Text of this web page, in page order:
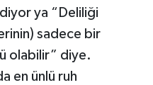
ya “Deliliği
sadece bir
olabilir” diye.
en ünlü ruh